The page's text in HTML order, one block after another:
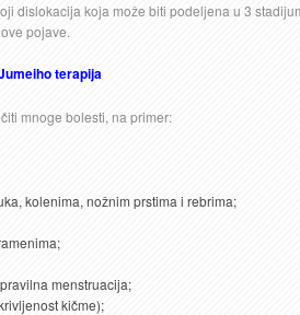
dislokacija koja može biti podeljena u 3
pojave.
terapija
mnoge bolesti, na primer:
kolenima, nožnim prstima i rebrima;
menstruacija;
kičme);